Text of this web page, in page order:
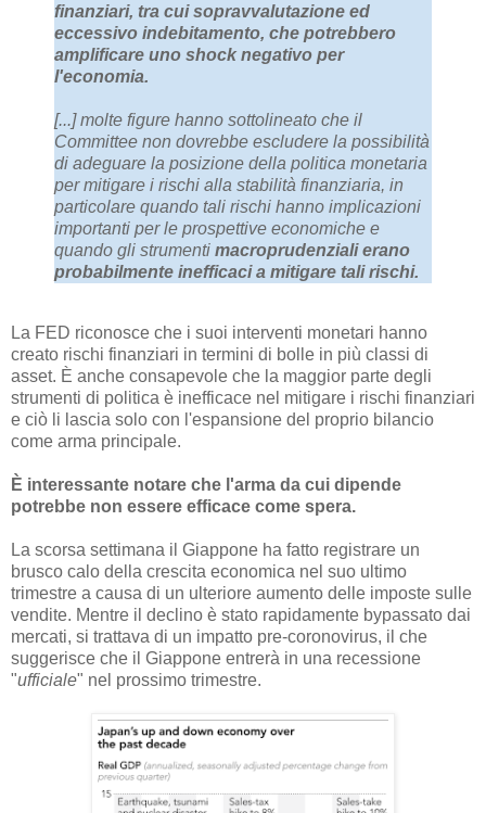
finanziari, tra cui sopravvalutazione ed
eccessivo indebitamento, che potrebbero
amplificare uno shock negativo per
l'economia.
[...] molte figure hanno sottolineato che il
Committee non dovrebbe escludere la possibilità
di adeguare la posizione della politica monetaria
per mitigare i rischi alla stabilità finanziaria, in
particolare quando tali rischi hanno implicazioni
importanti per le prospettive economiche e
quando gli strumenti macroprudenziali erano
probabilmente inefficaci a mitigare tali rischi.
La FED riconosce che i suoi interventi monetari hanno
creato rischi finanziari in termini di bolle in più classi di
asset. È anche consapevole che la maggior parte degli
strumenti di politica è inefficace nel mitigare i rischi finanziari
e ciò li lascia solo con l'espansione del proprio bilancio
come arma principale.
È interessante notare che l'arma da cui dipende
potrebbe non essere efficace come spera.
La scorsa settimana il Giappone ha fatto registrare un
brusco calo della crescita economica nel suo ultimo
trimestre a causa di un ulteriore aumento delle imposte sulle
vendite. Mentre il declino è stato rapidamente bypassato dai
mercati, si trattava di un impatto pre-coronovirus, il che
suggerisce che il Giappone entrerà in una recessione
"ufficiale" nel prossimo trimestre.